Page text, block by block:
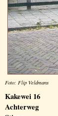
Foto: Flip Veldmans
Kakewei 16
Achterweg